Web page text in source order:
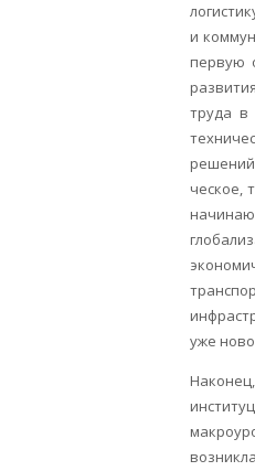
и
первую
труда в
ческое,
уже